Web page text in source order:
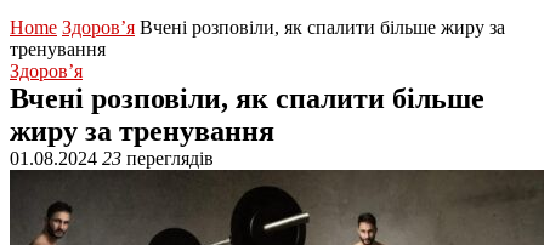
Home Здоров’я Вчені розповіли, як спалити більше жиру за
тренування
Здоров’я
Вчені розповіли, як спалити більше
жиру за тренування
01.08.2024 23 переглядів